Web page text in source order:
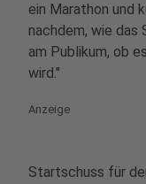
ein Marathon und
nachdem, wie das
am Publikum, ob
wird."
Anzeige
Startschuss für